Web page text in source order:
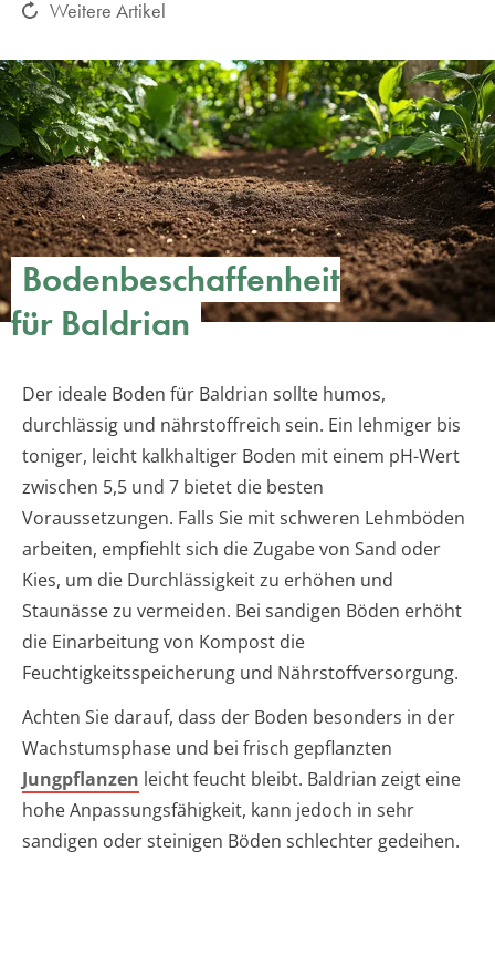
Weitere Artikel
Bodenbeschaffenheit
für Baldrian
Der ideale Boden für Baldrian sollte humos,
durchlässig und nährstoffreich sein. Ein lehmiger bis
toniger, leicht kalkhaltiger Boden mit einem pH-Wert
zwischen 5,5 und 7 bietet die besten
Voraussetzungen. Falls Sie mit schweren Lehmböden
arbeiten, empfiehlt sich die Zugabe von Sand oder
Kies, um die Durchlässigkeit zu erhöhen und
Staunässe zu vermeiden. Bei sandigen Böden erhöht
die Einarbeitung von Kompost die
Feuchtigkeitsspeicherung und Nährstoffversorgung.
Achten Sie darauf, dass der Boden besonders in der
Wachstumsphase und bei frisch gepflanzten
Jungpflanzen leicht feucht bleibt. Baldrian zeigt eine
hohe Anpassungsfähigkeit, kann jedoch in sehr
sandigen oder steinigen Böden schlechter gedeihen.